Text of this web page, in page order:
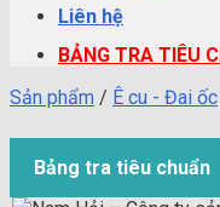
Liên hệ
BẢNG TRA TIÊU
Sản phẩm / Ê cu - Đai ốc
Bảng tra tiêu chuẩn